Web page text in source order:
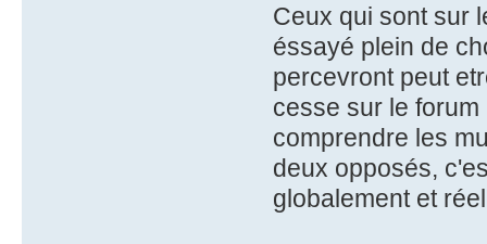
Ceux qui sont sur
éssayé plein de
percevront peut
cesse sur le
comprendre les
deux opposés,
globalement et